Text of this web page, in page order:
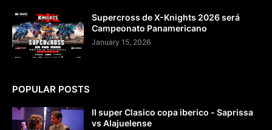
Supercross de X-Knights 2026 será
Campeonato Panamericano
January 15, 2026
POPULAR POSTS
II super Clasico copa iberico - Saprissa
vs Alajuelense